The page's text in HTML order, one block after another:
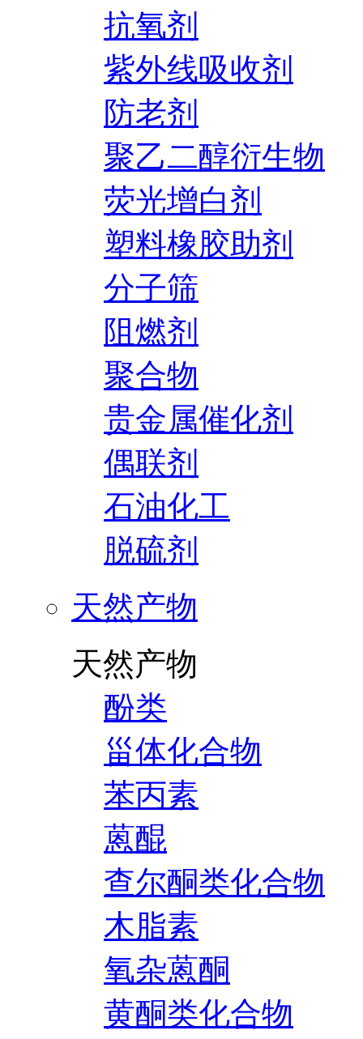
抗氧剂
紫外线吸收剂
防老剂
聚乙二醇衍生物
荧光增白剂
塑料橡胶助剂
分子筛
阻燃剂
聚合物
贵金属催化剂
偶联剂
石油化工
脱硫剂
天然产物
天然产物
酚类
甾体化合物
苯丙素
蒽醌
查尔酮类化合物
木脂素
氧杂蒽酮
黄酮类化合物